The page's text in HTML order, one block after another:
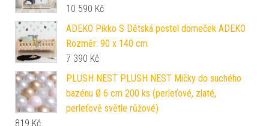
10 590 Kč
ADEKO Pikko S Dětská postel domeček ADEKO
Rozměr: 90 x 140 cm
7 390 Kč
PLUSH NEST PLUSH NEST Míčky do suchého
bazénu Ø 6 cm 200 ks (perleťové, zlaté,
perleťově světle růžové)
819 Kč